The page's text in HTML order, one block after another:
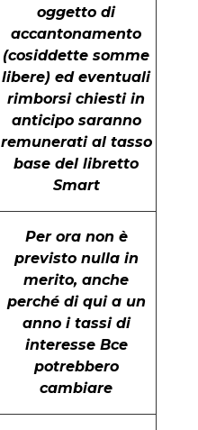
oggetto di
accantonamento
(cosiddette somme
libere) ed eventuali
rimborsi chiesti in
anticipo saranno
remunerati al tasso
base del libretto
Smart
Per ora non è
previsto nulla in
merito, anche
perché di qui a un
anno i tassi di
interesse Bce
potrebbero
cambiare